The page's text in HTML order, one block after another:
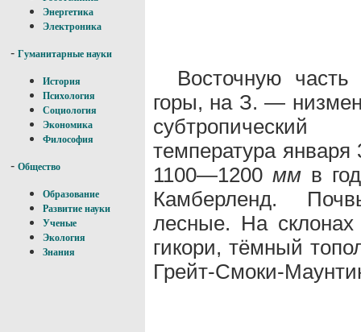
Энергетика
Электроника
- Гуманитарные науки
История
Психология
Социология
Экономика
Философия
- Общество
Образование
Развитие науки
Ученые
Экология
Знания
Восточную
горы, на З. —
субтропический
температура
1100—1200мм в
Камберленд.
лесные. На
гикори, тёмный
Грейт-Смоки-